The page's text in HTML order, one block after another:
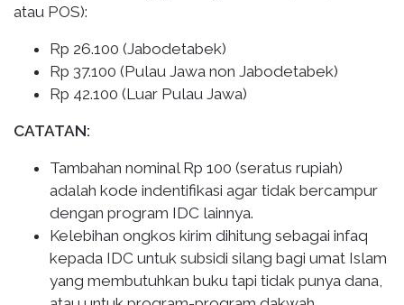
atau POS):
Rp 26.100 (Jabodetabek)
Rp 37.100 (Pulau Jawa non Jabodetabek)
Rp 42.100 (Luar Pulau Jawa)
CATATAN:
Tambahan nominal Rp 100 (seratus rupiah)
adalah kode indentifikasi agar tidak bercampur
dengan program IDC lainnya.
Kelebihan ongkos kirim dihitung sebagai infaq
kepada IDC untuk subsidi silang bagi umat Islam
yang membutuhkan buku tapi tidak punya dana,